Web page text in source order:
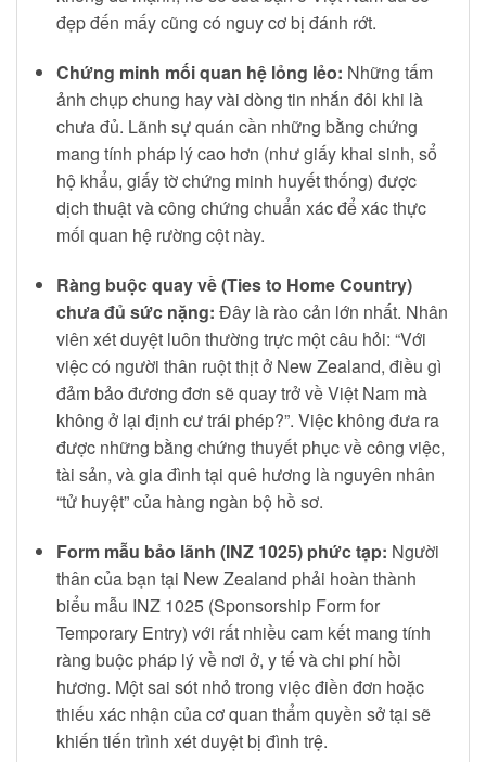
đẹp đến mấy cũng có nguy cơ bị đánh rớt.
Chứng minh mối quan hệ lỏng lẻo: Những tấm
ảnh chụp chung hay vài dòng tin nhắn đôi khi là
chưa đủ. Lãnh sự quán cần những bằng chứng
mang tính pháp lý cao hơn (như giấy khai sinh, sổ
hộ khẩu, giấy tờ chứng minh huyết thống) được
dịch thuật và công chứng chuẩn xác để xác thực
mối quan hệ rường cột này.
Ràng buộc quay về (Ties to Home Country)
chưa đủ sức nặng: Đây là rào cản lớn nhất. Nhân
viên xét duyệt luôn thường trực một câu hỏi: “Với
việc có người thân ruột thịt ở New Zealand, điều gì
đảm bảo đương đơn sẽ quay trở về Việt Nam mà
không ở lại định cư trái phép?”. Việc không đưa ra
được những bằng chứng thuyết phục về công việc,
tài sản, và gia đình tại quê hương là nguyên nhân
“tử huyệt” của hàng ngàn bộ hồ sơ.
Form mẫu bảo lãnh (INZ 1025) phức tạp: Người
thân của bạn tại New Zealand phải hoàn thành
biểu mẫu INZ 1025 (Sponsorship Form for
Temporary Entry) với rất nhiều cam kết mang tính
ràng buộc pháp lý về nơi ở, y tế và chi phí hồi
hương. Một sai sót nhỏ trong việc điền đơn hoặc
thiếu xác nhận của cơ quan thẩm quyền sở tại sẽ
khiến tiến trình xét duyệt bị đình trệ.